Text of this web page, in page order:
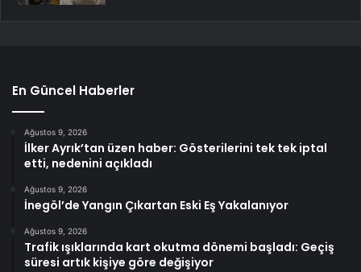
En Güncel Haberler
Ağustos 9, 2026
İlker Ayrık’tan üzen haber: Gösterilerini tek tek iptal
etti, nedenini açıkladı
Ağustos 9, 2026
İnegöl’de Yangın Çıkartan Eski Eş Yakalanıyor
Ağustos 9, 2026
Trafik ışıklarında kart okutma dönemi başladı: Geçiş
süresi artık kişiye göre değişiyor